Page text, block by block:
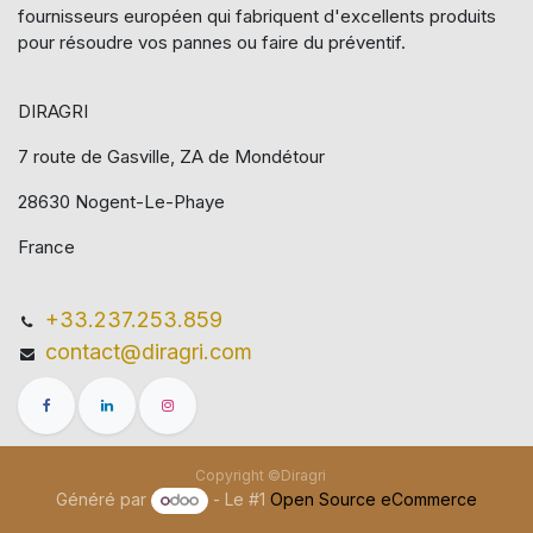
fournisseurs européen qui​ fabriquent d'excellents produits
pour résoudre vos pannes ou faire du préventif.
DIRAGRI
7 route de Gasville, ZA de Mondétour
28630 Nogent-Le-Phaye
France
+33.237.253.859
contact@diragri.com
Copyright ©Diragri
Généré par - Le #1Open Source eCommerce